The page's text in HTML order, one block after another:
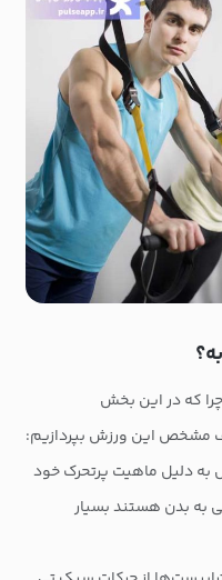
که در این بخش
مشخص این ورزش بپردازیم:
به دلیل ماهیت پرتحرک خود
به بدن هستند بسیار